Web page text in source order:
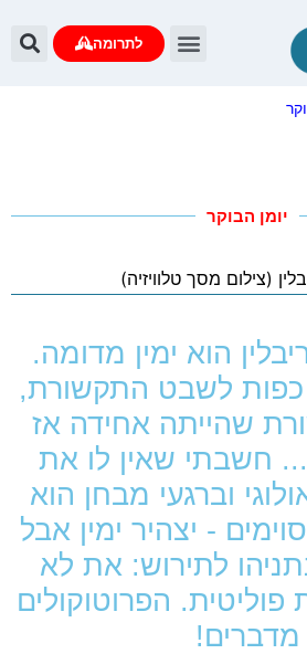
לתרומה
יומן הבוקר
הוא ימין מדומה.
לשבט התקשורת,
שהייתה אחידה אז
חשבתי שאין לו את
וברגעי מבחן הוא
- יצהיר ימין אבל
לתירוש: את לא
הפרוטוקולים
מדברים!